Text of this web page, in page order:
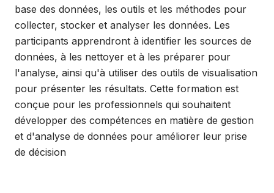
base des données, les outils et les méthodes pour
collecter, stocker et analyser les données. Les
participants apprendront à identifier les sources de
données, à les nettoyer et à les préparer pour
l'analyse, ainsi qu'à utiliser des outils de visualisation
pour présenter les résultats. Cette formation est
conçue pour les professionnels qui souhaitent
développer des compétences en matière de gestion
et d'analyse de données pour améliorer leur prise
de décision